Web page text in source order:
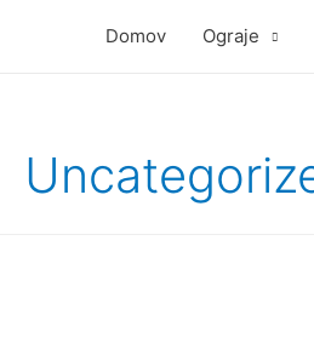
Domov Ograje